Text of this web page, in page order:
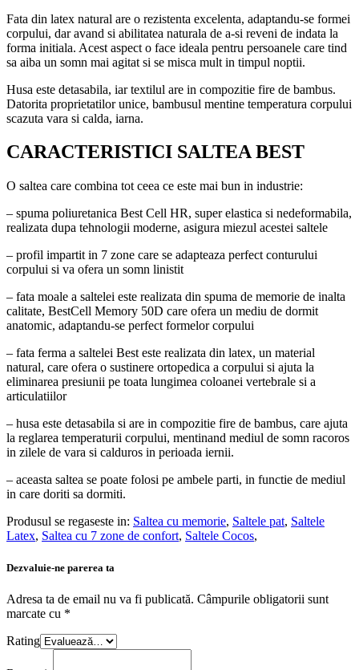
Fata din latex natural are o rezistenta excelenta, adaptandu-se formei
corpului, dar avand si abilitatea naturala de a-si reveni de indata la
forma initiala. Acest aspect o face ideala pentru persoanele care tind
sa aiba un somn mai agitat si se misca mult in timpul noptii.
Husa este detasabila, iar textilul are in compozitie fire de bambus.
Datorita proprietatilor unice, bambusul mentine temperatura corpului
scazuta vara si calda, iarna.
CARACTERISTICI SALTEA BEST
O saltea care combina tot ceea ce este mai bun in industrie:
– spuma poliuretanica Best Cell HR, super elastica si nedeformabila,
realizata dupa tehnologii moderne, asigura miezul acestei saltele
– profil impartit in 7 zone care se adapteaza perfect conturului
corpului si va ofera un somn linistit
– fata moale a saltelei este realizata din spuma de memorie de inalta
calitate, BestCell Memory 50D care ofera un mediu de dormit
anatomic, adaptandu-se perfect formelor corpului
– fata ferma a saltelei Best este realizata din latex, un material
natural, care ofera o sustinere ortopedica a corpului si ajuta la
eliminarea presiunii pe toata lungimea coloanei vertebrale si a
articulatiilor
– husa este detasabila si are in compozitie fire de bambus, care ajuta
la reglarea temperaturii corpului, mentinand mediul de somn racoros
in zilele de vara si calduros in perioada iernii.
– aceasta saltea se poate folosi pe ambele parti, in functie de mediul
in care doriti sa dormiti.
Produsul se regaseste in: Saltea cu memorie, Saltele pat, Saltele
Latex, Saltea cu 7 zone de confort, Saltele Cocos,
Dezvaluie-ne parerea ta
Adresa ta de email nu va fi publicată. Câmpurile obligatorii sunt
marcate cu *
Rating